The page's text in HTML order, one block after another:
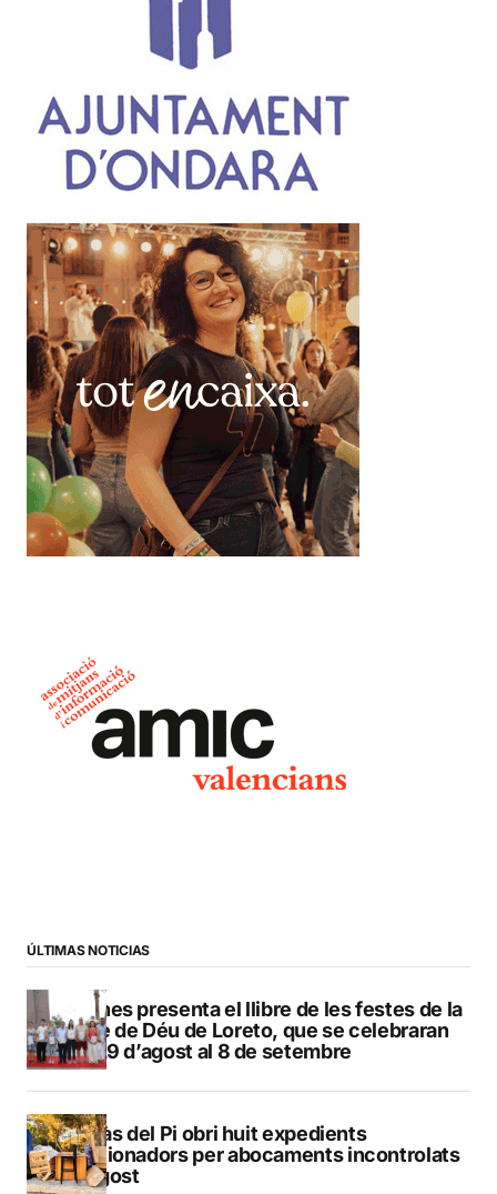
ÚLTIMAS NOTICIAS
Duanes presenta el llibre de les festes de la
Mare de Déu de Loreto, que se celebraran
del 29 d’agost al 8 de setembre
L’Alfàs del Pi obri huit expedients
sancionadors per abocaments incontrolats
a l’agost